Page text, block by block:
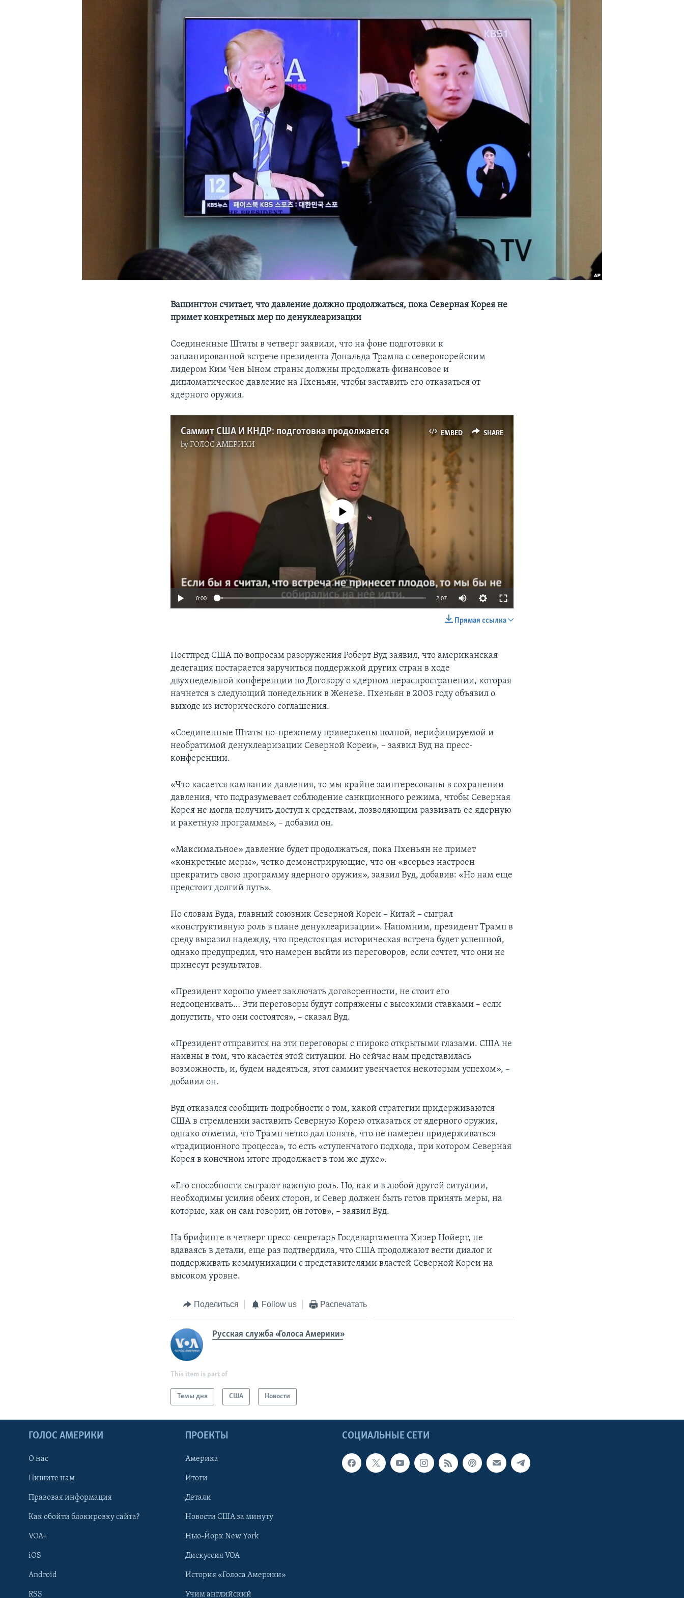
Вашингтон считает, что давление должно продолжаться, пока Северная Корея не
примет конкретных мер по денуклеаризации
Соединенные Штаты в четверг заявили, что на фоне подготовки к
запланированной встрече президента Дональда Трампа с северокорейским
лидером Ким Чен Ыном страны должны продолжать финансовое и
дипломатическое давление на Пхеньян, чтобы заставить его отказаться от
ядерного оружия.
EMBED SHARE
Саммит США И КНДР: подготовка продолжается
byГОЛОС АМЕРИКИ
No media source currently available
0:00 2:07
Прямая ссылка
Постпред США по вопросам разоружения Роберт Вуд заявил, что американская
делегация постарается заручиться поддержкой других стран в ходе
двухнедельной конференции по Договору о ядерном нераспространении, которая
начнется в следующий понедельник в Женеве. Пхеньян в 2003 году объявил о
выходе из исторического соглашения.
«Соединенные Штаты по-прежнему привержены полной, верифицируемой и
необратимой денуклеаризации Северной Кореи», – заявил Вуд на пресс-
конференции.
«Что касается кампании давления, то мы крайне заинтересованы в сохранении
давления, что подразумевает соблюдение санкционного режима, чтобы Северная
Корея не могла получить доступ к средствам, позволяющим развивать ее ядерную
и ракетную программы», – добавил он.
«Максимальное» давление будет продолжаться, пока Пхеньян не примет
«конкретные меры», четко демонстрирующие, что он «всерьез настроен
прекратить свою программу ядерного оружия», заявил Вуд, добавив: «Но нам еще
предстоит долгий путь».
По словам Вуда, главный союзник Северной Кореи – Китай – сыграл
«конструктивную роль в плане денуклеаризации». Напомним, президент Трамп в
среду выразил надежду, что предстоящая историческая встреча будет успешной,
однако предупредил, что намерен выйти из переговоров, если сочтет, что они не
принесут результатов.
«Президент хорошо умеет заключать договоренности, не стоит его
недооценивать… Эти переговоры будут сопряжены с высокими ставками – если
допустить, что они состоятся», – сказал Вуд.
«Президент отправится на эти переговоры с широко открытыми глазами. США не
наивны в том, что касается этой ситуации. Но сейчас нам представилась
возможность, и, будем надеяться, этот саммит увенчается некоторым успехом», –
добавил он.
Вуд отказался сообщить подробности о том, какой стратегии придерживаются
США в стремлении заставить Северную Корею отказаться от ядерного оружия,
однако отметил, что Трамп четко дал понять, что не намерен придерживаться
«традиционного процесса», то есть «ступенчатого подхода, при котором Северная
Корея в конечном итоге продолжает в том же духе».
«Его способности сыграют важную роль. Но, как и в любой другой ситуации,
необходимы усилия обеих сторон, и Север должен быть готов принять меры, на
которые, как он сам говорит, он готов», – заявил Вуд.
На брифинге в четверг пресс-секретарь Госдепартамента Хизер Нойерт, не
вдаваясь в детали, еще раз подтвердила, что США продолжают вести диалог и
поддерживать коммуникации с представителями властей Северной Кореи на
высоком уровне.
Поделиться Follow us Распечатать
Русская служба «Голоса Америки»
This item is part of
Темы дня США Новости
СОЦИАЛЬНЫЕ СЕТИ
ГОЛОС АМЕРИКИ
О нас
Пишите нам
Правовая информация
Как обойти блокировку сайта?
VOA+
iOS
Android
RSS
ПРОЕКТЫ
Америка
Итоги
Детали
Новости США за минуту
Нью-Йорк New York
Дискуссия VOA
История «Голоса Америки»
Учим английский